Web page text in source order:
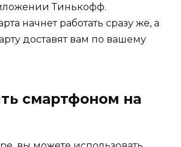
Тинькофф.
начнет работать сразу же, а
доставят вам по вашему
смартфоном на